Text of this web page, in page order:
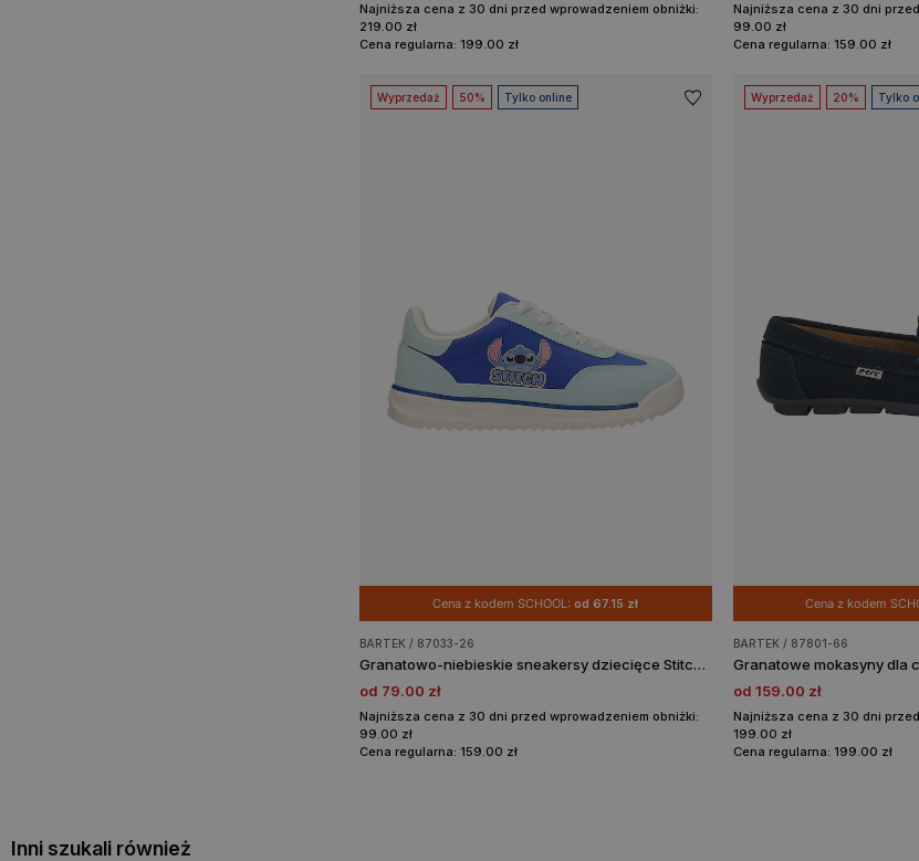
Najniższa cena z 30 dni przed wprowadzeniem obniżki:
219.00 zł
Cena regularna: 199.00 zł
Najniższa cena z 30 dni
99.00 zł
Cena regularna: 159.00 zł
Wyprzedaż 50% Tylko online
Cena z kodem SCHOOL:od 67.15 zł
BARTEK / 87033-26
Granatowo-niebieskie sneakersy dziecięce Stitch BARTEK 87033-26
od 79.00 zł
Najniższa cena z 30 dni przed wprowadzeniem obniżki:
99.00 zł
Cena regularna: 159.00 zł
Wyprzedaż 20% Tylko
Cena z kodem
BARTEK / 87801-66
od 159.00 zł
Najniższa cena z 30 dni
199.00 zł
Cena regularna: 199.00 zł
Inni szukali również